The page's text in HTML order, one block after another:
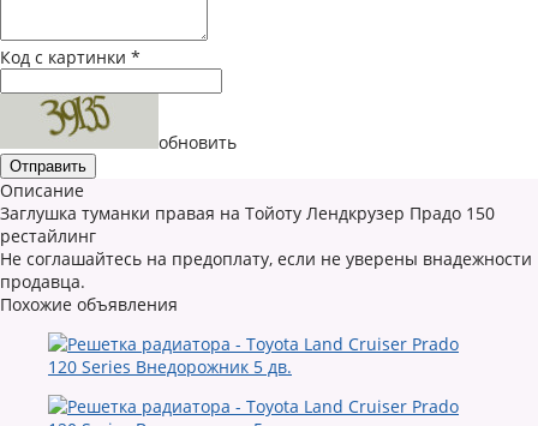
Код с картинки *
обновить
Описание
Заглушка туманки правая на Тойоту Лендкрузер Прадо 150
рестайлинг
Не соглашайтесь на предоплату, если не уверены внадежности
продавца.
Похожие объявления